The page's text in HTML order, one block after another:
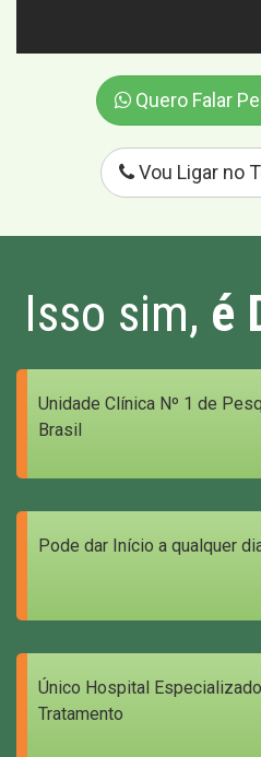
Quero Falar
Vou Ligar no
Isso sim, é
Unidade Clínica Nº 1 de
Brasil
Pode dar Início a qualquer
Único Hospital
Tratamento